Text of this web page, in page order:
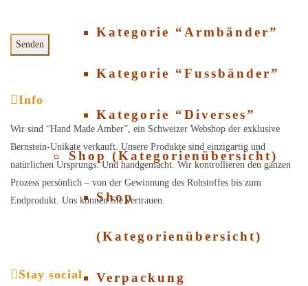
Kategorie “Armbänder”
Kategorie “Fussbänder”
Kategorie “Diverses”
Shop (Kategorienübersicht)
Shop
(Kategorienübersicht)
Verpackung
Info
Wir sind “Hand Made Amber”, ein Schweizer Webshop der exklusive
Bernstein-Unikate verkauft. Unsere Produkte sind einzigartig und
natürlichen Ursprungs. Und handgemacht. Wir kontrollieren den ganzen
Prozess persönlich – von der Gewinnung des Rohstoffes bis zum
Endprodukt. Uns können Sie vertrauen.
Stay social